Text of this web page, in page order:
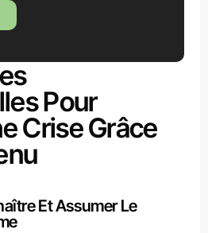
Pour
Crise Grâce
Et Assumer Le